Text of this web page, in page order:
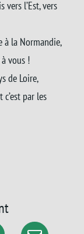
vers l’Est, vers
à la Normandie,
vous !
de Loire,
par les